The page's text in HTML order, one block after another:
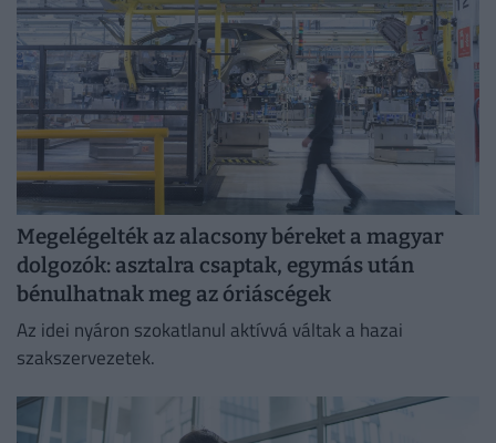
Megelégelték az alacsony béreket a magyar
dolgozók: asztalra csaptak, egymás után
bénulhatnak meg az óriáscégek
Az idei nyáron szokatlanul aktívvá váltak a hazai
szakszervezetek.